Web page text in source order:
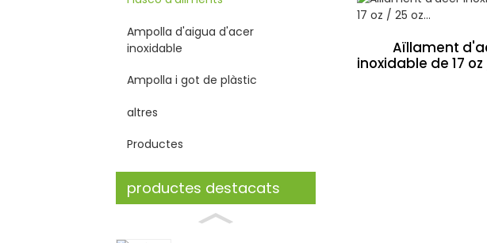
Ampolla d'aigua d'acer
inoxidable
Ampolla i got de plàstic
altres
Productes
productes destacats
Aïllament
inoxidable de 17 oz